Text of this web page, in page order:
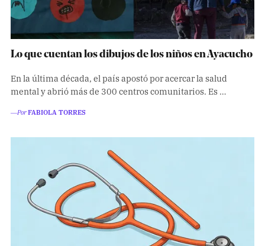
Lo que cuentan los dibujos de los niños en Ayacucho
En la última década, el país apostó por acercar la salud
mental y abrió más de 300 centros comunitarios. Es …
―PorFABIOLA TORRES